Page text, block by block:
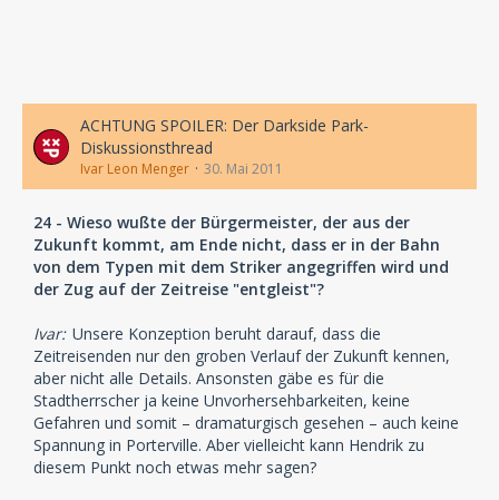
ACHTUNG SPOILER: Der Darkside Park-
Diskussionsthread
Ivar Leon Menger 30. Mai 2011
24 - Wieso wußte der Bürgermeister, der aus der
Zukunft kommt, am Ende nicht, dass er in der Bahn
von dem Typen mit dem Striker angegriffen wird und
der Zug auf der Zeitreise "entgleist"?
Ivar: Unsere Konzeption beruht darauf, dass die
Zeitreisenden nur den groben Verlauf der Zukunft kennen,
aber nicht alle Details. Ansonsten gäbe es für die
Stadtherrscher ja keine Unvorhersehbarkeiten, keine
Gefahren und somit – dramaturgisch gesehen – auch keine
Spannung in Porterville. Aber vielleicht kann Hendrik zu
diesem Punkt noch etwas mehr sagen?